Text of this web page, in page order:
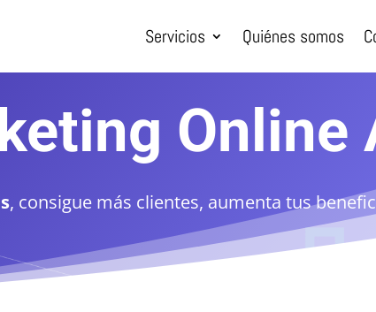
Servicios Quiénes somos
Online
, consigue más clientes, aumenta tus